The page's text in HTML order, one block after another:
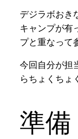
デジラボおき
キャンプが有
プと重なって
今回自分が担
らちょくちょ
準備